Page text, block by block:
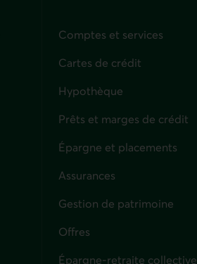
Comptes et services
Cartes de crédit
Hypothèque
Prêts et marges de crédit
Épargne et placements
Assurances
Gestion de patrimoine
Offres
Épargne-retraite collective